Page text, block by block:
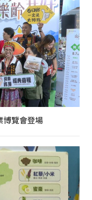
博覽會登場